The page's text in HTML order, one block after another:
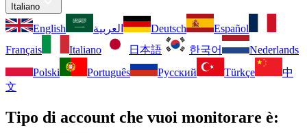
Italiano
English العربية Deutsch
Español
Français
Italiano 日本語 한국어
Nederlands
Polski
Português Русский Türkçe
中
文
Tipo di account che vuoi monitorare è: